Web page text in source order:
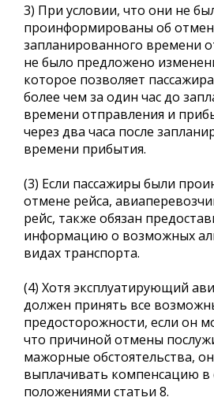
3) При условии, что они не
проинформированы об
запланированного времени
не было предложено
которое позволяет
более чем за один час до
времени отправления и
через два часа после
времени прибытия.
(3) Если пассажиры были
отмене рейса,
рейс, также обязан
информацию о возможных
видах транспорта.
(4) Хотя эксплуатирующий
должен принять все
предосторожности, если он
что причиной отмены
мажорные обстоятельства,
выплачивать компенсацию в
положениями статьи 8.